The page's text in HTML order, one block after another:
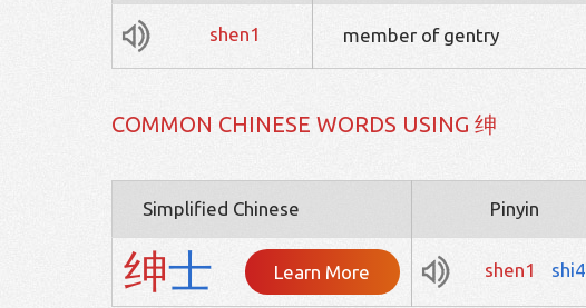
shen1 member of gentry
COMMON CHINESE WORDS USING 绅
Simplified Chinese Pinyin
绅士 Learn More shen1 shi4